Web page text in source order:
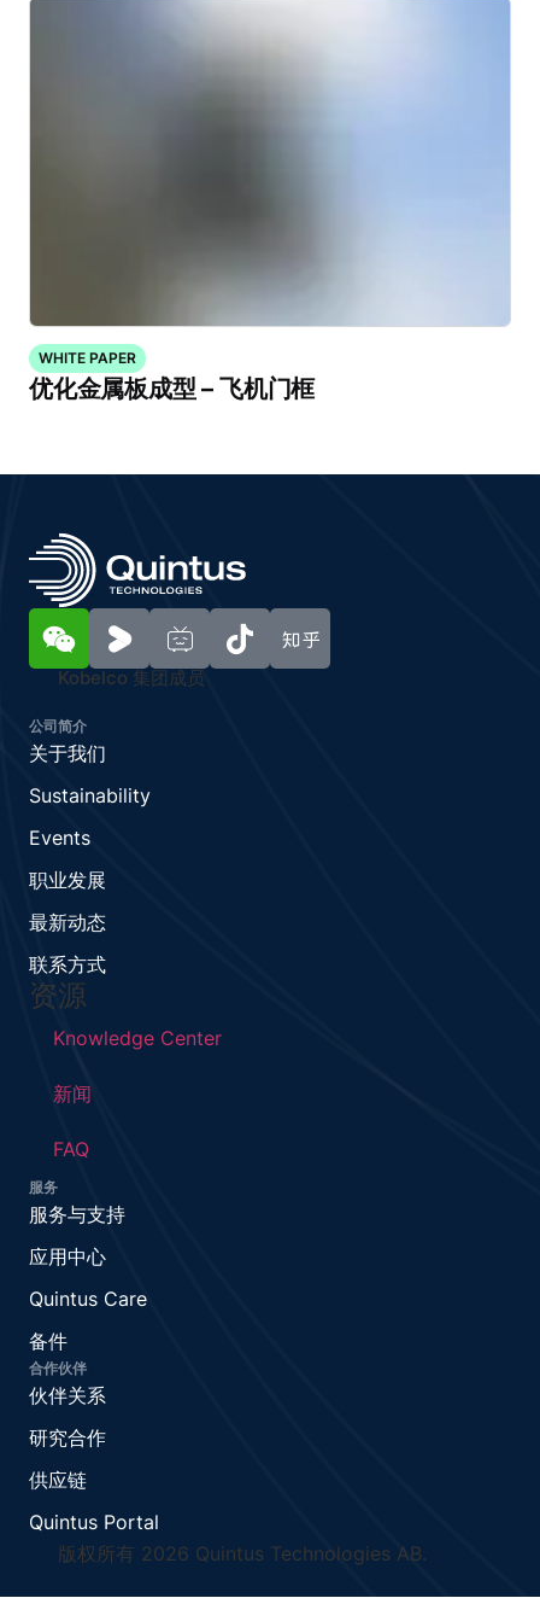
WHITE PAPER
优化金属板成型 – 飞机门框
Kobelco 集团成员
公司简介
关于我们
Sustainability
Events
职业发展
最新动态
联系方式
资源
Knowledge Center
新闻
FAQ
服务
服务与支持
应用中心
Quintus Care
备件
合作伙伴
伙伴关系
研究合作
供应链
Quintus Portal
版权所有 2026 Quintus Technologies AB.